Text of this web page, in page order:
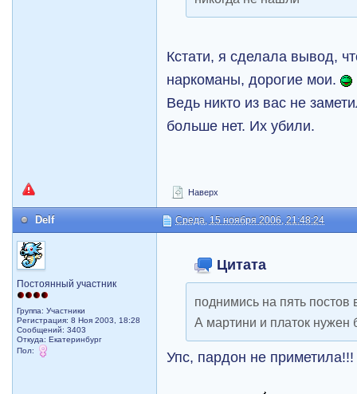
Кстати, я сделала вывод,
наркоманы, дорогие мои.
Ведь никто из вас не
больше нет. Их убили.
Наверх
Delf Среда, 15 ноября 2006, 21:48:24
Постоянный участник
Группа: Участники
Регистрация: 8 Ноя 2003, 18:28
Сообщений: 3403
Откуда: Екатеринбург
Пол:
Цитата
поднимись на пять
А мартини и платок нужен
Упс, пардон не